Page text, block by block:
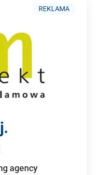
REKLAMA
agency